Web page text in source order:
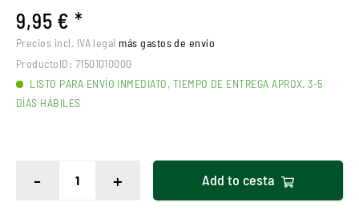
9,95 € *
Precios incl. IVA legal más gastos de envío
ProductoID: 71501010000
LISTO PARA ENVÍO INMEDIATO, TIEMPO DE ENTREGA APROX. 3-5
DÍAS HÁBILES
- + Add to cesta